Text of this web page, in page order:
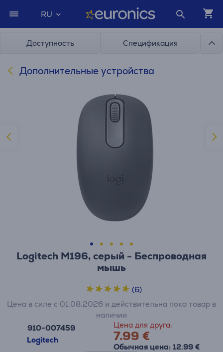
RU
Доступность Спецификация
Дополнительные устройства
Logitech M196, серый - Беспроводная
мышь
910-007459
Logitech
Цена для друга:
7.99 €
Обычная цена: 12.99 €
Цена в силе с 01.08.2026 и действительна пока товар в
наличии
(6)